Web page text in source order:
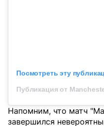
Посмотреть эту
Напомним, что матч
завершился